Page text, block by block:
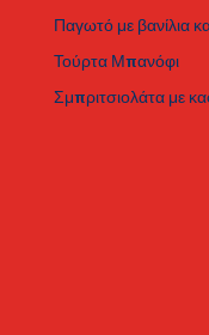
Παγωτό με βανίλια
Τούρτα Μπανόφι
Σμπριτσιολάτα με